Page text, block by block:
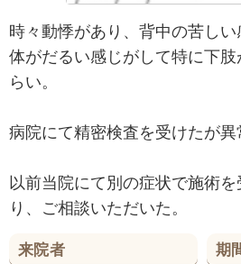
時々動悸があり、背中の苦し
体がだるい感じがして特に下
らい。
病院にて精密検査を受けたが異
以前当院にて別の症状で施術
り、ご相談いただいた。
来院者 期